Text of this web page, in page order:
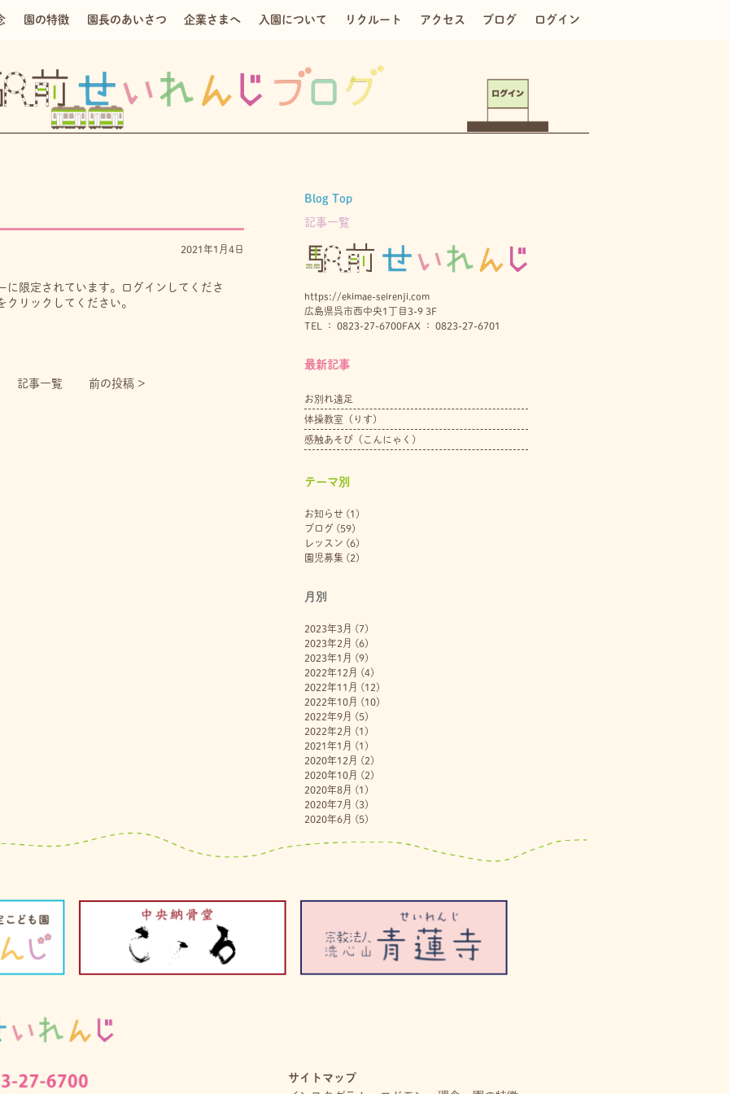
園の特徴 園長のあいさつ 企業さまへ 入園について リクルート アクセス ブログ ログイン
2021年1月4日
に限定されています。ログインしてくださ
クリックしてください。
記事一覧 前の投稿 >
Blog Top
記事一覧
https://ekimae-seirenji.com
広島県呉市西中央1丁目3-9 3F
TEL ： 0823-27-6700FAX ： 0823-27-6701
最新記事
お別れ遠足
体操教室（りす）
感触あそび（こんにゃく）
テーマ別
お知らせ(1)
ブログ(59)
レッスン (6)
園児募集 (2)
月別
2023年3月 (7)
2023年2月 (6)
2023年1月 (9)
2022年12月 (4)
2022年11月 (12)
2022年10月 (10)
2022年9月 (5)
2022年2月 (1)
2021年1月 (1)
2020年12月 (2)
2020年10月 (2)
2020年8月 (1)
2020年7月 (3)
2020年6月 (5)
サイトマップ